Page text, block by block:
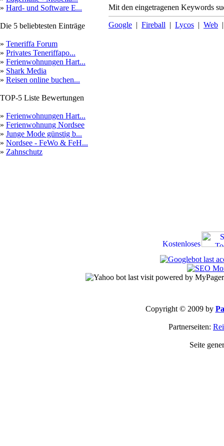
» Hard- und Software E...
Die 5 beliebtesten Einträge
» Teneriffa Forum
» Privates Teneriffapo...
» Ferienwohnungen Hart...
» Shark Media
» Reisen online buchen...
TOP-5 Liste Bewertungen
» Ferienwohnungen Hart...
» Ferienwohnung Nordsee
» Junge Mode günstig b...
» Nordsee - FeWo & FeH...
» Zahnschutz
Mit den eingetragenen Keywords
Google | Fireball | Lycos | Web
Copyright © 2009 by
Partnerseiten:
Seite